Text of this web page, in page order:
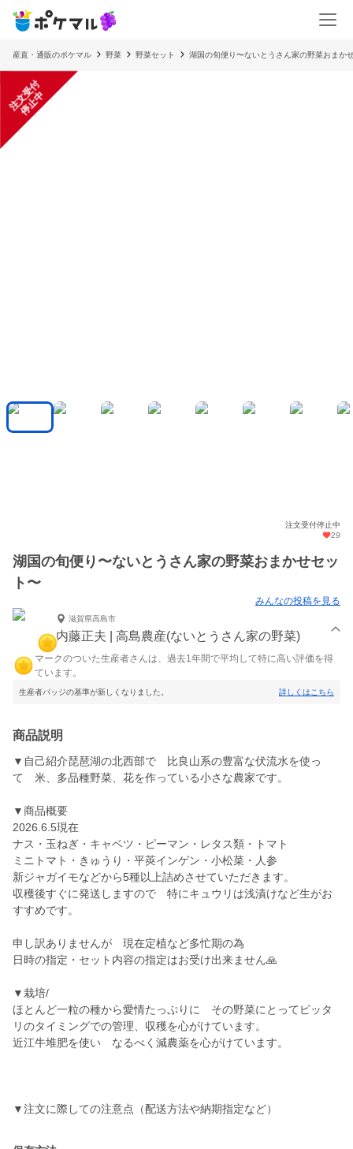
産直・通販のポケマル 野菜 野菜セット 湖国の旬便り〜ないとうさん家の野菜おまか
注
文
受
付
停
止
中
注文受付停止中
29
湖国の旬便り〜ないとうさん家の野菜おまかせセッ
ト〜
みんなの投稿を見る
滋賀県高島市
内藤正夫 | 高島農産(ないとうさん家の野菜)
マークのついた生産者さんは、過去1年間で平均して特に高い評価を得
ています。
生産者バッジの基準が新しくなりました。 詳しくはこちら
商品説明
▼自己紹介琵琶湖の北西部で 比良山系の豊富な伏流水を使っ
て 米、多品種野菜、花を作っている小さな農家です。
▼商品概要
2026.6.5現在
ナス・玉ねぎ・キャベツ・ピーマン・レタス類・トマト
ミニトマト・きゅうり・平莢インゲン・小松菜・人参
新ジャガイモなどから5種以上詰めさせていただきます。
収穫後すぐに発送しますので 特にキュウリは浅漬けなど生がお
すすめです。
申し訳ありませんが 現在定植など多忙期の為
日時の指定・セット内容の指定はお受け出来ません🙏
▼栽培/
ほとんど一粒の種から愛情たっぷりに その野菜にとってピッタ
リのタイミングでの管理、収穫を心がけています。
近江牛堆肥を使い なるべく減農薬を心がけています。
▼注文に際しての注意点（配送方法や納期指定など）